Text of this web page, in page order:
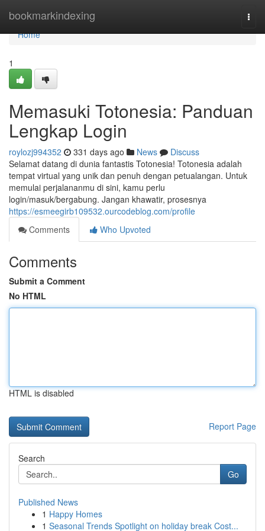
bookmarkindexing
Home
Home
1
Memasuki Totonesia: Panduan
Lengkap Login
roylozj994352 331 days ago News
Discuss
Selamat datang di dunia fantastis Totonesia! Totonesia adalah
tempat virtual yang unik dan penuh dengan petualangan. Untuk
memulai perjalananmu di sini, kamu perlu
login/masuk/bergabung. Jangan khawatir, prosesnya
https://esmeegirb109532.ourcodeblog.com/profile
Comments
Who Upvoted
Comments
Submit a Comment
No HTML
HTML is disabled
Report Page
Search
Go
Published News
1 Happy Homes
1 Seasonal Trends Spotlight on holiday break Cost...